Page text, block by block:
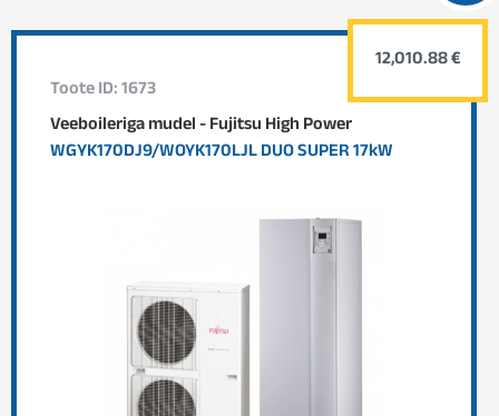
Toote ID: 1673
Veeboileriga mudel - Fujitsu High Power
WGYK170DJ9/WOYK170LJL DUO SUPER 17kW
12,010.88 €